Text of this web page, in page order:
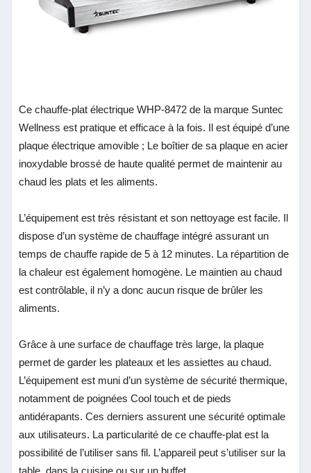
Ce chauffe-plat électrique WHP-8472 de la marque Suntec
Wellness est pratique et efficace à la fois. Il est équipé d’une
plaque électrique amovible ; Le boîtier de sa plaque en acier
inoxydable brossé de haute qualité permet de maintenir au
chaud les plats et les aliments.
L’équipement est très résistant et son nettoyage est facile. Il
dispose d’un système de chauffage intégré assurant un
temps de chauffe rapide de 5 à 12 minutes. La répartition de
la chaleur est également homogène. Le maintien au chaud
est contrôlable, il n’y a donc aucun risque de brûler les
aliments.
Grâce à une surface de chauffage très large, la plaque
permet de garder les plateaux et les assiettes au chaud.
L’équipement est muni d’un système de sécurité thermique,
notamment de poignées Cool touch et de pieds
antidérapants. Ces derniers assurent une sécurité optimale
aux utilisateurs. La particularité de ce chauffe-plat est la
possibilité de l’utiliser sans fil. L’appareil peut s’utiliser sur la
table, dans la cuisine ou sur un buffet.